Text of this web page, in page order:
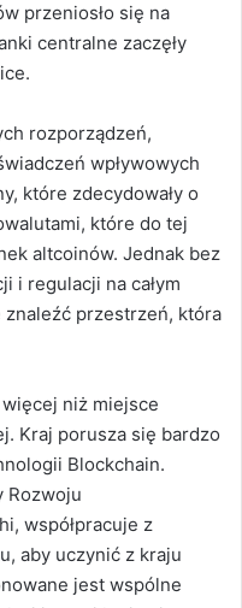
przeniosło się na
centralne zaczęły
rozporządzeń,
wpływowych
które zdecydowały o
które do tej
altcoinów. Jednak bez
i regulacji na całym
przestrzeń, która
niż miejsce
Kraj porusza się bardzo
Blockchain.
Rozwoju
współpracuje z
aby uczynić z kraju
jest wspólne